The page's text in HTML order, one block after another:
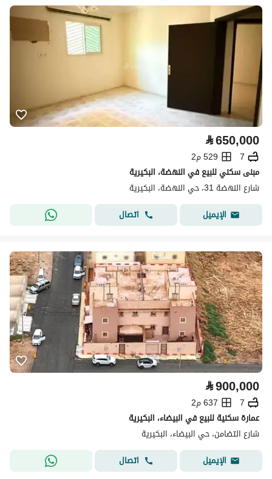
⃁650,000
7
529 م2
مبنى سكني للبيع في النهضة، البكيرية
شارع النهضة 31، حي النهضة، البكيرية
الإيميل
اتصال
⃁900,000
7
637 م2
عمارة سكنية للبيع في البيضاء، البكيرية
شارع التضامن، حي البيضاء، البكيرية
الإيميل
اتصال